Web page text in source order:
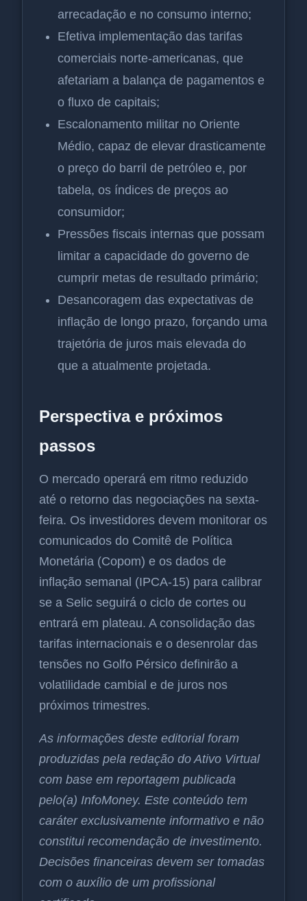
arrecadação e no consumo interno;
Efetiva implementação das tarifas
comerciais norte-americanas, que
afetariam a balança de pagamentos e
o fluxo de capitais;
Escalonamento militar no Oriente
Médio, capaz de elevar drasticamente
o preço do barril de petróleo e, por
tabela, os índices de preços ao
consumidor;
Pressões fiscais internas que possam
limitar a capacidade do governo de
cumprir metas de resultado primário;
Desancoragem das expectativas de
inflação de longo prazo, forçando uma
trajetória de juros mais elevada do
que a atualmente projetada.
Perspectiva e próximos
passos
O mercado operará em ritmo reduzido
até o retorno das negociações na sexta-
feira. Os investidores devem monitorar os
comunicados do Comitê de Política
Monetária (Copom) e os dados de
inflação semanal (IPCA-15) para calibrar
se a Selic seguirá o ciclo de cortes ou
entrará em plateau. A consolidação das
tarifas internacionais e o desenrolar das
tensões no Golfo Pérsico definirão a
volatilidade cambial e de juros nos
próximos trimestres.
As informações deste editorial foram
produzidas pela redação do Ativo Virtual
com base em reportagem publicada
pelo(a) InfoMoney. Este conteúdo tem
caráter exclusivamente informativo e não
constitui recomendação de investimento.
Decisões financeiras devem ser tomadas
com o auxílio de um profissional